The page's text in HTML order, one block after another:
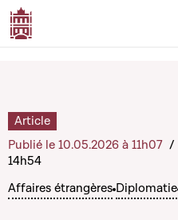
Affaires étrangères Diplomatie
Article
Publié le 10.05.2026 à 11h07 /
14h54